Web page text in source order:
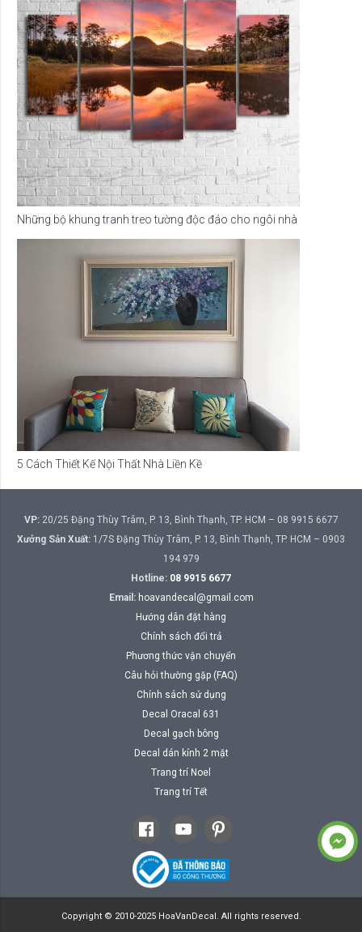
Những bộ khung tranh treo tường độc đáo cho ngôi nhà
5 Cách Thiết Kế Nội Thất Nhà Liền Kề
VP:20/25 Đặng Thùy Trâm, P. 13, Bình Thạnh, TP. HCM – 08 9915 6677
Xưởng Sản Xuất: 1/7S Đặng Thùy Trâm, P. 13, Bình Thạnh, TP. HCM – 0903
194 979
Hotline: 08 9915 6677
Email: hoavandecal@gmail.com
Hướng dẫn đặt hàng
Chính sách đổi trả
Phương thức vận chuyển
Câu hỏi thường gặp (FAQ)
Chính sách sử dụng
Decal Oracal 631
Decal gạch bông
Decal dán kính 2 mặt
Trang trí Noel
Trang trí Tết
Copyright © 2010-2025 HoaVanDecal. All rights reserved.